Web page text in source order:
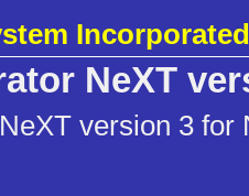
Incorporated
NeXT
version 3 for